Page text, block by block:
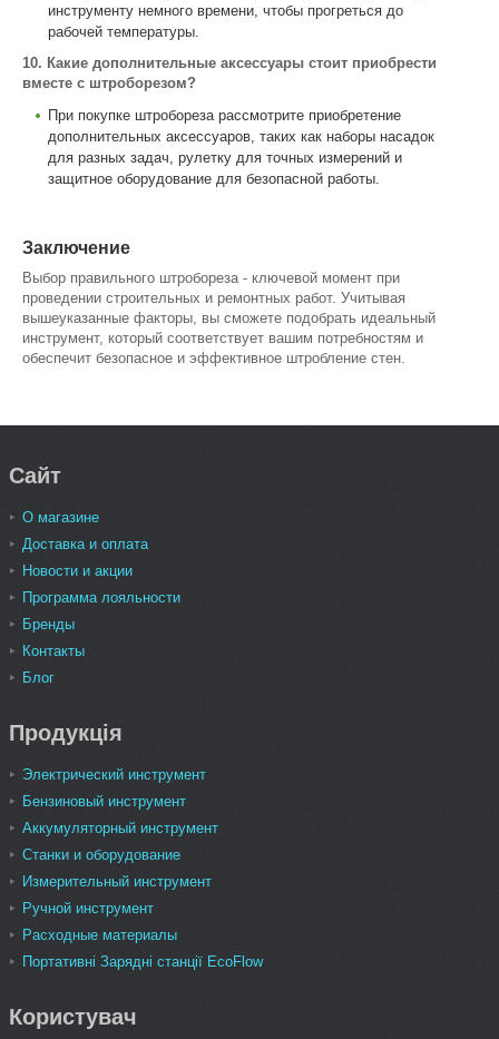
инструменту немного времени, чтобы прогреться до
рабочей температуры.
10. Какие дополнительные аксессуары стоит приобрести
вместе с штроборезом?
При покупке штробореза рассмотрите приобретение
дополнительных аксессуаров, таких как наборы насадок
для разных задач, рулетку для точных измерений и
защитное оборудование для безопасной работы.
Заключение
Выбор правильного штробореза - ключевой момент при
проведении строительных и ремонтных работ. Учитывая
вышеуказанные факторы, вы сможете подобрать идеальный
инструмент, который соответствует вашим потребностям и
обеспечит безопасное и эффективное штробление стен.
Сайт
О магазине
Доставка и оплата
Новости и акции
Программа лояльности
Бренды
Контакты
Блог
Продукція
Электрический инструмент
Бензиновый инструмент
Аккумуляторный инструмент
Станки и оборудование
Измерительный инструмент
Ручной инструмент
Расходные материалы
Портативні Зарядні станції EcoFlow
Користувач